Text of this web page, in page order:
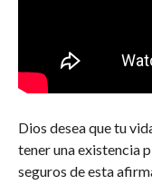
Dios desea que tu
tener una existencia
seguros de esta